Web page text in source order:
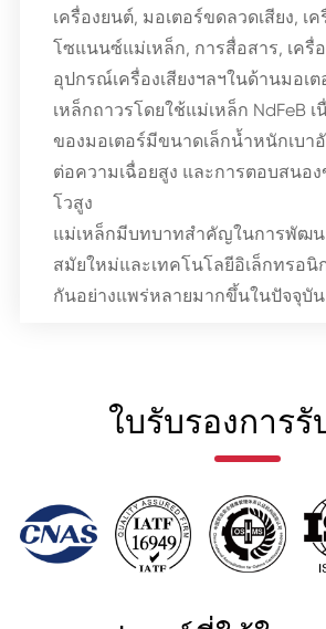
เครื่องยนต์, มอเตอร์ขดลวดเสียง, เ
โซแนนซ์แม่เหล็ก, การสื่อสาร, เครื่
อุปกรณ์เครื่องเสียงฯลฯในด้านมอเ
เหล็กถาวรโดยใช้แม่เหล็ก NdFeB
ของมอเตอร์มีขนาดเล็กน้ำหนักเบา
ต่อความเฉื่อยสูง และการตอบสนอง
โวสูง
แม่เหล็กมีบทบาทสำคัญในการพัฒ
สมัยใหม่และเทคโนโลยีอิเล็กทรอนิ
กันอย่างแพร่หลายมากขึ้นในปัจจุบัน
ใบรับรองการรั